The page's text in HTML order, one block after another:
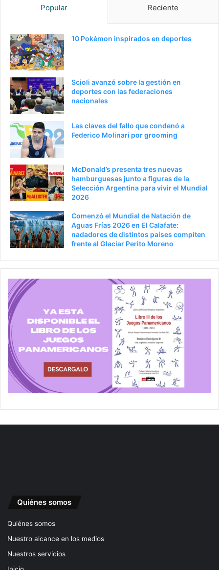
Popular Reciente
10 Pokémon inspirados en deportes
Scioli avanzó sobre la gestión en
deportes con las federaciones
nacionales
Las claves del fallo que condenó a
Federico Molinari por grooming
McDonald’s presenta tres nuevas
hamburguesas junto a figuras de la
Selección Argentina para vivir el Mundial
2026
Comenzó el Mundial de Natación de
Aguas Frías 2026 en El Calafate:
nadadores de distintos países compiten
frente al Glaciar Perito Moreno
Quiénes somos
Quiénes somos
Nuestro alcance en los medios
Nuestros servicios